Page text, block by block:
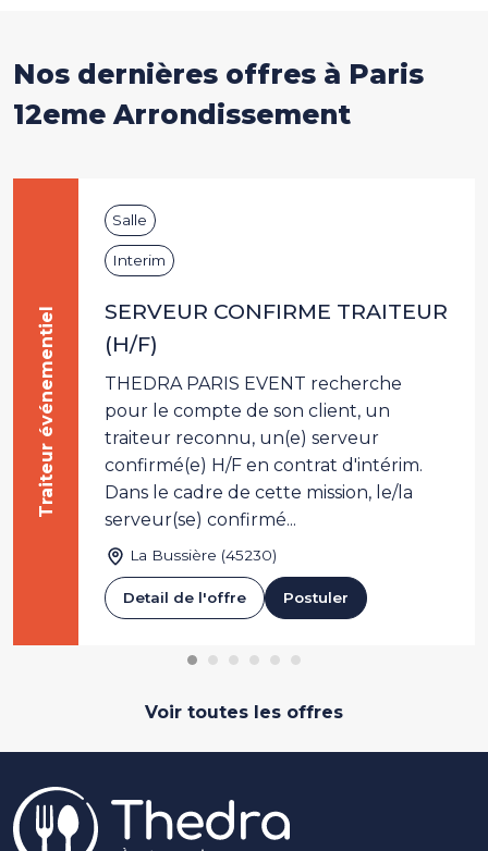
Nos dernières offres
Nos dernières offres à Paris
12eme Arrondissement
Traiteur événementiel
Salle
Interim
SERVEUR CONFIRME TRAITEUR
(H/F)
THEDRA PARIS EVENT recherche
pour le compte de son client, un
traiteur reconnu, un(e) serveur
confirmé(e) H/F en contrat d'intérim.
Dans le cadre de cette mission, le/la
serveur(se) confirmé...
La Bussière (45230)
Detail de l'offre Postuler
Voir toutes les offres